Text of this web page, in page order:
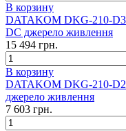
В корзину
DATAKOM DKG-210-D3
DC джерело живлення
15 494 грн.
В корзину
DATAKOM DKG-210-D2
джерело живлення
7 603 грн.